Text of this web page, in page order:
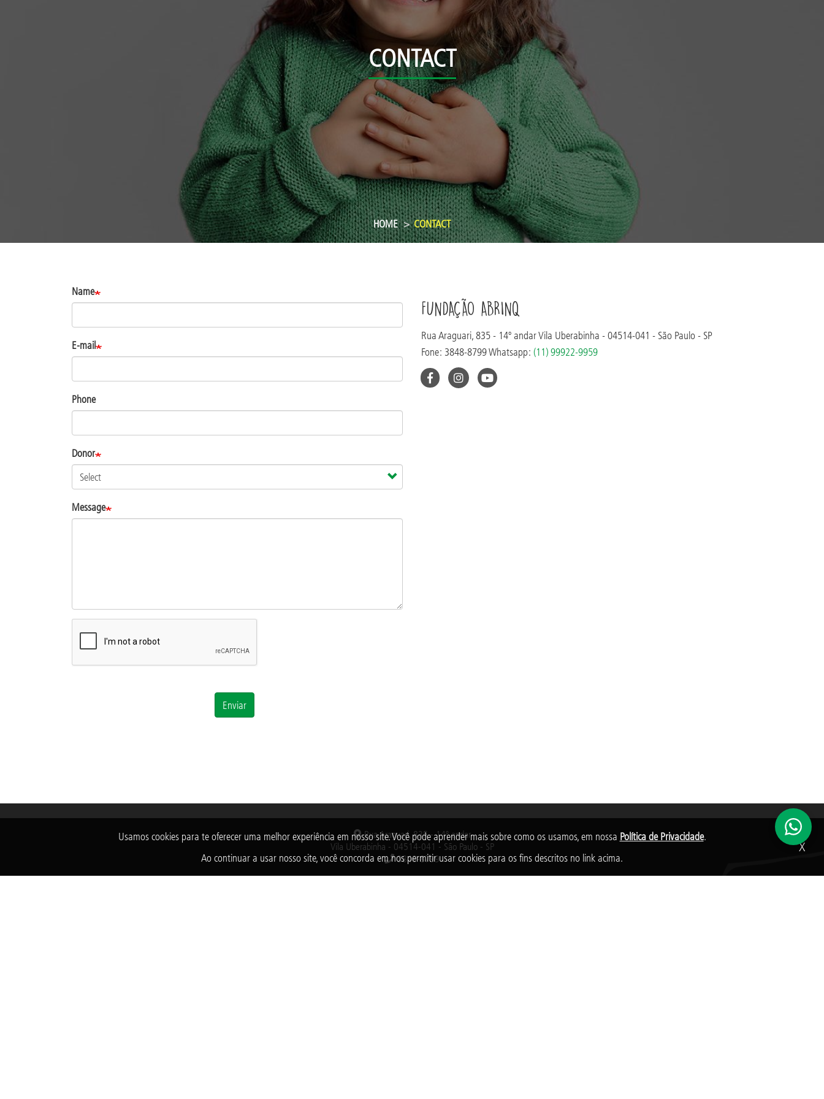
CONTACT
HOME CONTACT
Usamos cookies para te oferecer uma melhor experiência em nosso site. Você pode aprender mais sobre como os usamos, em nossa Política de Privacidade.
Ao continuar a usar nosso site, você concorda em nos permitir usar cookies para os fins descritos no link acima.
X
Name
E-mail
Phone
Donor
Message
Enviar
FUNDAÇÃO ABRINQ
Rua Araguari, 835 - 14º andar Vila Uberabinha - 04514-041 - São Paulo - SP
Fone: 3848-8799 Whatsapp: (11) 99922-9959
Rua Araguari, 835 - 14º andar
Vila Uberabinha - 04514-041 - São Paulo - SP
3848-8799